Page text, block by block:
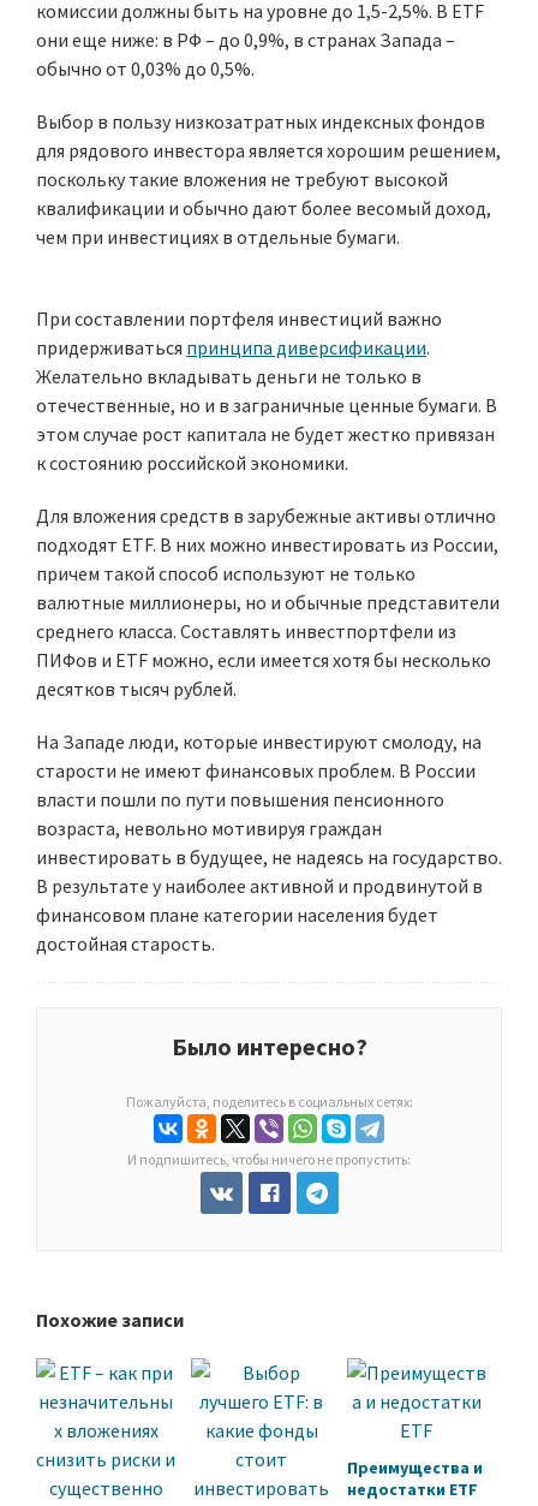
комиссии должны быть на уровне до 1,5-2,5%. В ETF
они еще ниже: в РФ – до 0,9%, в странах Запада –
обычно от 0,03% до 0,5%.
Выбор в пользу низкозатратных индексных фондов
для рядового инвестора является хорошим решением,
поскольку такие вложения не требуют высокой
квалификации и обычно дают более весомый доход,
чем при инвестициях в отдельные бумаги.
При составлении портфеля инвестиций важно
придерживаться принципа диверсификации.
Желательно вкладывать деньги не только в
отечественные, но и в заграничные ценные бумаги. В
этом случае рост капитала не будет жестко привязан
к состоянию российской экономики.
Для вложения средств в зарубежные активы отлично
подходят ETF. В них можно инвестировать из России,
причем такой способ используют не только
валютные миллионеры, но и обычные представители
среднего класса. Составлять инвестпортфели из
ПИФов и ETF можно, если имеется хотя бы несколько
десятков тысяч рублей.
На Западе люди, которые инвестируют смолоду, на
старости не имеют финансовых проблем. В России
власти пошли по пути повышения пенсионного
возраста, невольно мотивируя граждан
инвестировать в будущее, не надеясь на государство.
В результате у наиболее активной и продвинутой в
финансовом плане категории населения будет
достойная старость.
Было интересно?
Пожалуйста, поделитесь в социальных сетях:
И подпишитесь, чтобы ничего не пропустить:
Похожие записи
Преимущества и
недостатки ETF